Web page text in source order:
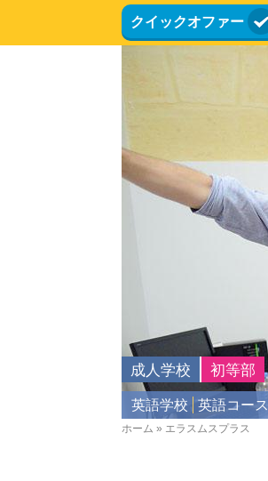
クイックオファー
成人学校 初等部
英語学校 英語コース
ホーム エラスムスプラス